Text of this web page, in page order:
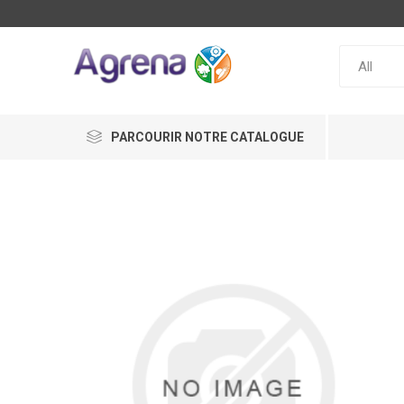
PARCOURIR NOTRE CATALOGUE